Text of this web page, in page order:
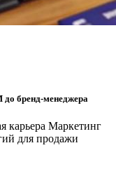
до бренд-менеджера
карьера Маркетинг
для продажи